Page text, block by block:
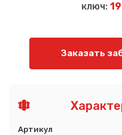
ключ:
Заказать
Артикул